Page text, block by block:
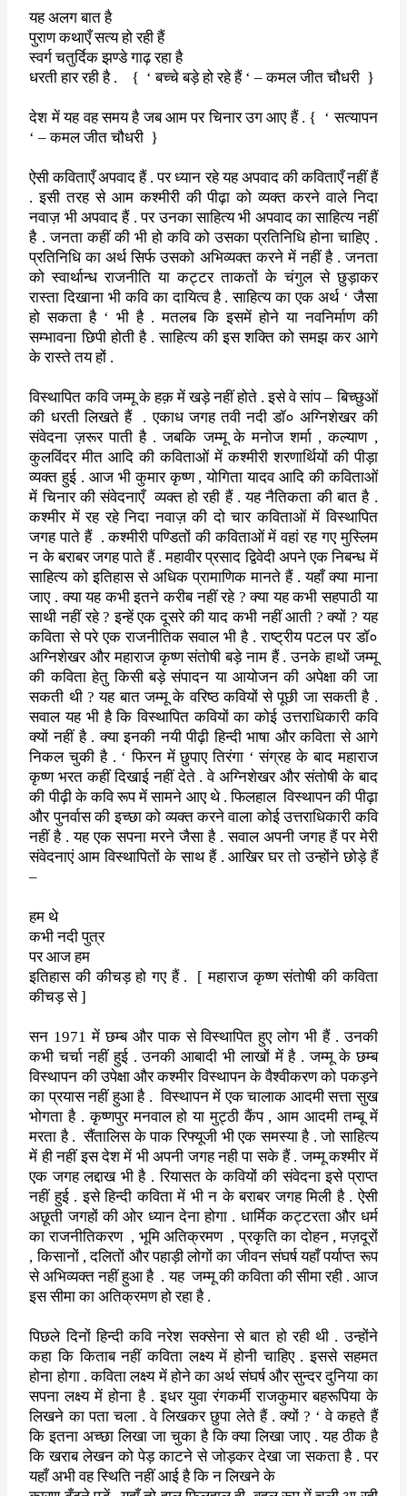
यह अलग बात है
पुराण कथाएँ सत्य हो रही हैं
स्वर्ग चतुर्दिक झण्डे गाढ़ रहा है
धरती हार रही है . { ‘बच्चे बड़े हो रहे हैं ‘ –कमल जीत चौधरी }
देश में यह वह समय हैजब आम पर चिनार उग आए हैं . { ‘सत्यापन
‘ –कमल जीत चौधरी }
ऐसी कविताएँ अपवाद हैं . पर ध्यान रहे यह अपवाद की कविताएँ नहीं हैं
.इसी तरह से आम कश्मीरी की पीढ़ा को व्यक्त करने वाले निदा
नवाज़ भी अपवादहैं . पर उनका साहित्य भी अपवाद का साहित्य नहीं
है . जनता कहीं की भी होकवि को उसका प्रतिनिधि होना चाहिए .
प्रतिनिधि का अर्थ सिर्फ उसको अभिव्यक्त करने में नहीं है . जनता
को स्वार्थान्ध राजनीति या कट्टरताकतों के चंगुल से छुड़ाकर
रास्ता दिखाना भी कवि का दायित्व है . साहित्यका एक अर्थ ‘जैसा
हो सकता है ‘भी है . मतलब कि इसमें होने या नवनिर्माणकी
सम्भावना छिपी होती है . साहित्य की इस शक्ति को समझ कर आगे
के रास्तेतय हों .
विस्थापित कवि जम्मू के हक़ में खड़े नहीं होते . इसे वे सांप – बिच्छुओं
की धरती लिखते हैं.एकाध जगह तवी नदी डॉ० अग्निशेखर की
संवेदना ज़रूरपाती है . जबकि जम्मू के मनोज शर्मा ,कल्याण ,
कुलविंदर मीत आदि की कविताओं मेंकश्मीरी शरणार्थियों की पीड़ा
व्यक्त हुई . आज भी कुमार कृष्ण ,योगिता यादव आदि की कविताओं
में चिनार की संवेदनाएँ व्यक्त हो रही हैं . यहनैतिकता की बात है .
कश्मीर में रह रहे निदा नवाज़ की दो चार कविताओं मेंविस्थापित
जगह पाते हैं.कश्मीरी पण्डितों की कविताओं में वहां रह गएमुस्लिम
न के बराबर जगह पाते हैं . महावीर प्रसाद द्विवेदी अपने एकनिबन्ध में
साहित्य को इतिहास से अधिक प्रामाणिक मानते हैं . यहाँ क्यामाना
जाए . क्या यह कभी इतने करीब नहीं रहे ?क्या यह कभी सहपाठी या
साथीनहीं रहे?इन्हें एक दूसरे की याद कभी नहीं आती ?क्यों ?यह
कविता सेपरे एक राजनीतिक सवाल भी है . राष्ट्रीय पटल पर डॉ०
अग्निशेखर और महाराजकृष्ण संतोषी बड़े नाम हैं . उनके हाथों जम्मू
की कविता हेतु किसी बड़ेसंपादन या आयोजन की अपेक्षा की जा
सकती थी?यह बात जम्मू के वरिष्ठकवियों से पूछी जा सकती है .
सवाल यह भी है कि विस्थापित कवियों का कोई उत्तराधिकारी कवि
क्यों नहीं है . क्या इनकी नयी पीढ़ी हिन्दी भाषा औरकविता से आगे
निकल चुकी है . ‘फिरन में छुपाए तिरंगा ‘संग्रह के बादमहाराज
कृष्ण भरत कहीं दिखाई नहीं देते . वे अग्निशेखर और संतोषी के बाद
की पीढ़ी के कवि रूप में सामने आए थे . फिलहाल विस्थापन की पीढ़ा
औरपुनर्वास की इच्छा को व्यक्त करने वाला कोई उत्तराधिकारी कवि
नहीं है .यह एक सपना मरने जैसा है . सवाल अपनी जगह हैं पर मेरी
संवेदनाएं आमविस्थापितों के साथ हैं . आखिर घर तो उन्होंने छोड़े हैं
–
हम थे
कभी नदी पुत्र
पर आज हम
इतिहास की कीचड़ हो गए हैं . [महाराज कृष्ण संतोषी की कविता
कीचड़ से ]
सन 1971में छम्ब और पाक से विस्थापित हुए लोग भी हैं . उनकी
कभी चर्चानहीं हुई . उनकी आबादी भी लाखों में है . जम्मू के छम्ब
विस्थापन कीउपेक्षा और कश्मीर विस्थापन के वैश्वीकरण को पकड़ने
का प्रयास नहीं हुआ है .विस्थापन में एक चालाक आदमी सत्ता सुख
भोगता है . कृष्णपुर मनवाल हो या मुट्ठी कैंप ,आम आदमी तम्बू में
मरता है . सैंतालिस के पाक रिफ्यूजी भी एक समस्या है . जो साहित्य
में ही नहीं इस देश में भी अपनी जगह नही पासके हैं . जम्मू कश्मीर में
एक जगह लद्दाख भी है . रियासत के कवियों कीसंवेदना इसे प्राप्त
नहीं हुई . इसे हिन्दी कविता में भी न के बराबर जगहमिली है . ऐसी
अछूती जगहों की ओर ध्यान देना होगा . धार्मिक कट्टरता और धर्म
का राजनीतिकरण, भूमि अतिक्रमण,प्रकृति का दोहन ,मज़दूरों
,किसानों ,दलितों और पहाड़ी लोगों का जीवन संघर्ष यहाँ पर्याप्त रूप
सेअभिव्यक्त नहीं हुआ है.यह जम्मू की कविता की सीमा रही . आज
इस सीमाका अतिक्रमण हो रहा है .
पिछले दिनों हिन्दी कवि नरेश सक्सेना से बात हो रही थी . उन्होंने
कहा कि किताब नहीं कविता लक्ष्य में होनी चाहिए . इससे सहमत
होना होगा .कविता लक्ष्य में होने का अर्थ संघर्ष और सुन्दर दुनिया का
सपना लक्ष्यमें होना है . इधर युवा रंगकर्मी राजकुमार बहरूपिया के
लिखने का पता चला .वे लिखकर छुपा लेते हैं . क्यों? ‘वे कहते हैं
कि इतना अच्छा लिखा जाचुका है कि क्या लिखा जाए . यह ठीक है
कि खराब लेखन को पेड़ काटने सेजोड़कर देखा जा सकता है . पर
यहाँ अभी वह स्थिति नहीं आई है कि न लिखने के